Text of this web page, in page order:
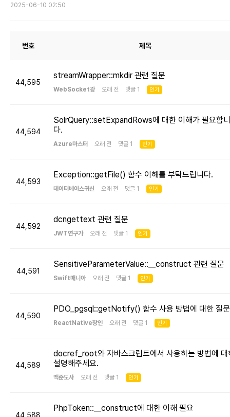
2025-06-10 02:50
번호 제목
44,595
streamWrapper::mkdir 관련 질문
WebSocket광 오래 전 댓글 1 인기
44,594
SolrQuery::setExpandRows에 대한 이해가 필요합니
다.
Azure마스터 오래 전 댓글 1 인기
44,593
Exception::getFile() 함수 이해를 부탁드립니다.
데이터베이스귀신 오래 전 댓글 1 인기
44,592
dcngettext 관련 질문
JWT연구가 오래 전 댓글 1 인기
44,591
SensitiveParameterValue::__construct 관련 질문
Swift매니아 오래 전 댓글 1 인기
44,590
PDO_pgsql::getNotify() 함수 사용 방법에 대한 질문
ReactNative장인 오래 전 댓글 1 인기
44,589
docref_root와 자바스크립트에서 사용하는 방법에 대
설명해주세요.
백준도사 오래 전 댓글 1 인기
44,588
PhpToken::__construct에 대한 이해 필요